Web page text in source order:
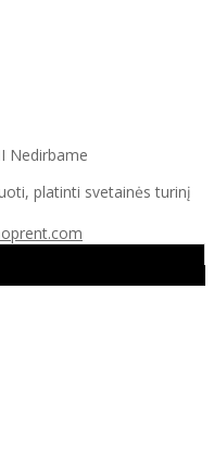
Nedirbame
platinti svetainės turinį